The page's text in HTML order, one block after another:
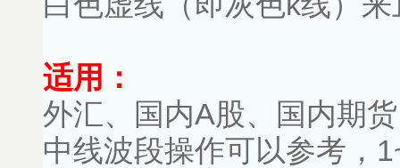
适用：
外汇、国内A股、国内期
中线波段操作可以参考，